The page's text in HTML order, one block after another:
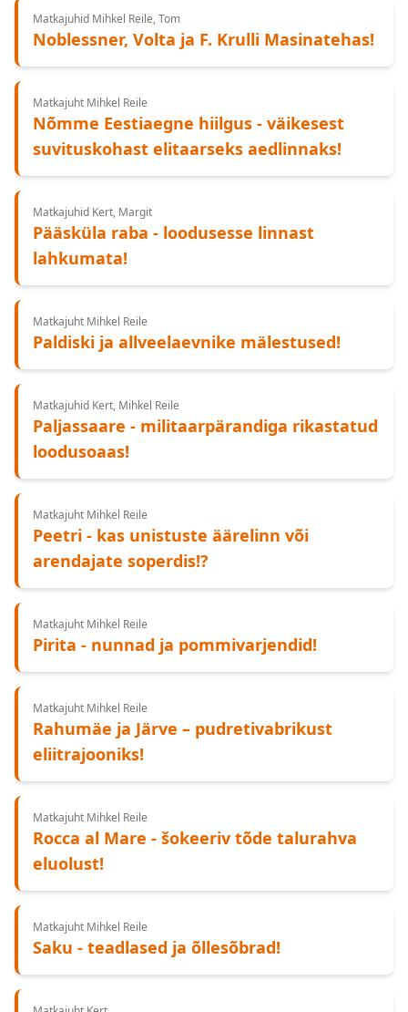
Matkajuhid Mihkel Reile, Tom
Noblessner, Volta ja F. Krulli Masinatehas!
Matkajuht Mihkel Reile
Nõmme Eestiaegne hiilgus - väikesest
suvituskohast elitaarseks aedlinnaks!
Matkajuhid Kert, Margit
Pääsküla raba - loodusesse linnast
lahkumata!
Matkajuht Mihkel Reile
Paldiski ja allveelaevnike mälestused!
Matkajuhid Kert, Mihkel Reile
Paljassaare - militaarpärandiga rikastatud
loodusoaas!
Matkajuht Mihkel Reile
Peetri - kas unistuste äärelinn või
arendajate soperdis!?
Matkajuht Mihkel Reile
Pirita - nunnad ja pommivarjendid!
Matkajuht Mihkel Reile
Rahumäe ja Järve – pudretivabrikust
eliitrajooniks!
Matkajuht Mihkel Reile
Rocca al Mare - šokeeriv tõde talurahva
eluolust!
Matkajuht Mihkel Reile
Saku - teadlased ja õllesõbrad!